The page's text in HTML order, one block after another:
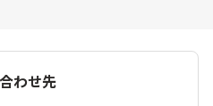
わせ先